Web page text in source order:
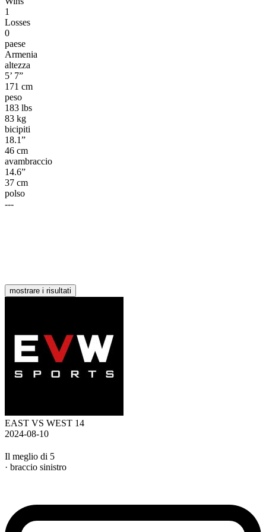
1
Losses
0
paese
Armenia
altezza
5’ 7”
171 cm
peso
183 lbs
83 kg
bicipiti
18.1”
46 cm
avambraccio
14.6”
37 cm
polso
---
mostrare i risultati
EAST VS WEST 14
2024-08-10
Il meglio di 5
· braccio sinistro